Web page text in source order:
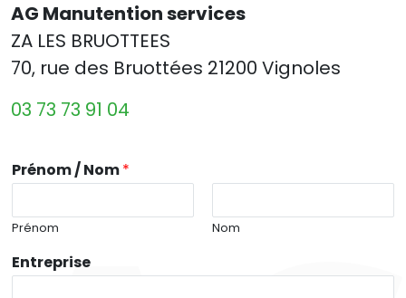
AG Manutention services
ZA LES BRUOTTEES
70, rue des Bruottées 21200 Vignoles
03 73 73 91 04
Prénom / Nom*
Prénom Nom
Entreprise